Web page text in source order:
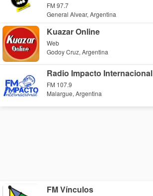
FM 97.7
General Alvear, Argentina
Kuazar Online
Web
Godoy Cruz, Argentina
Radio Impacto Internacional
FM 107.9
Malargue, Argentina
FM Vínculos